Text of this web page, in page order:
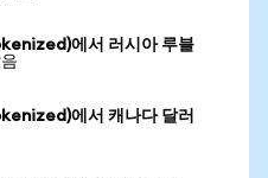
에서 러시아 루블
에서 캐나다 달러